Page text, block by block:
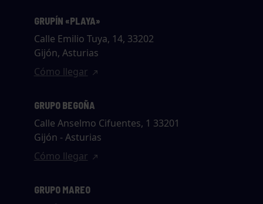
GRUPÍN «PLAYA»
Calle Emilio Tuya, 14, 33202
Gijón, Asturias
Cómo llegar
GRUPO BEGOÑA
Calle Anselmo Cifuentes, 1 33201
Gijón - Asturias
Cómo llegar
GRUPO MAREO